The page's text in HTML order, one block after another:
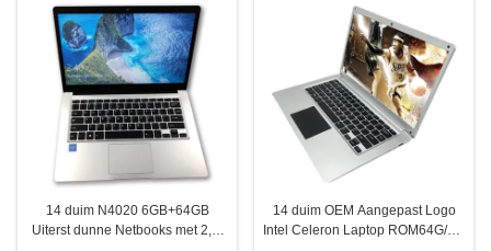
14 duim N4020 6GB+64GB
Uiterst dunne Netbooks met 2,5“
14 duim OEM Aangepast Logo
Intel Celeron Laptop ROM64G/6G